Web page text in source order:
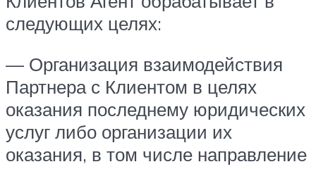
следующих целях:
— Организация взаимодействия
Партнера с Клиентом в целях
оказания последнему юридических
услуг либо организации их
оказания, в том числе направление